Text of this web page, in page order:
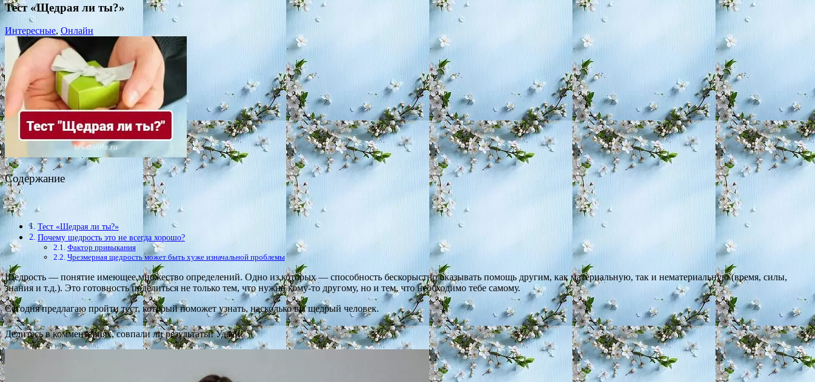
Тест «Щедрая ли ты?»
Интересные, Онлайн
Содержание
Тест «Щедрая ли ты?»
Почему щедрость это не всегда хорошо?
Фактор привыкания
Чрезмерная щедрость может быть хуже изначальной проблемы
Щедрость — понятие имеющее множество определений. Одно из которых — способность бескорыстно оказывать помощь другим, как материальную, так и нематериальную (время, силы,
знания и т.д.). Это готовность поделиться не только тем, что нужно кому-то другому, но и тем, что необходимо тебе самому.
Сегодня предлагаю пройти тест, который поможет узнать, насколько вы щедрый человек.
Делитесь в комментариях, совпали ли результаты! Удачи!